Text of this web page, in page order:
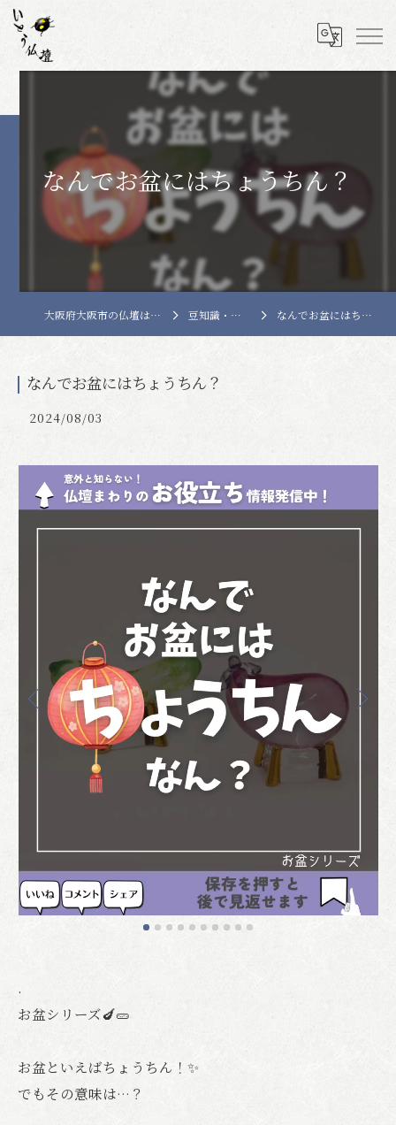
なんでお盆にはちょうちん？
大阪府大阪市の仏壇はいとう仏壇 豆知識・商品情報 なんでお盆にはちょうちん？
なんでお盆にはちょうちん？
2024/08/03
.
お盆シリーズ🍆🥒
お盆といえばちょうちん！✨
でもその意味は…？